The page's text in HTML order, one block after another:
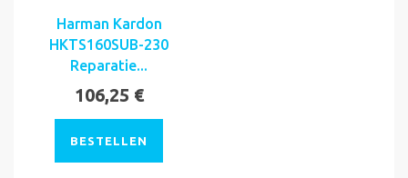
Harman Kardon
HKTS160SUB-230
Reparatie...
106,25 €
BESTELLEN